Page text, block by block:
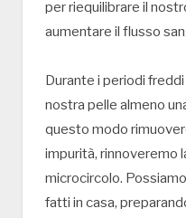
per riequilibrare il
aumentare il flusso
Durante i periodi
nostra pelle almeno
questo modo
impurità, rinnoveremo
microcircolo.
fatti in casa,